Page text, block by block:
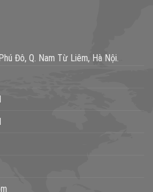
Đô, Q. Nam Từ Liêm, Hà Nội.